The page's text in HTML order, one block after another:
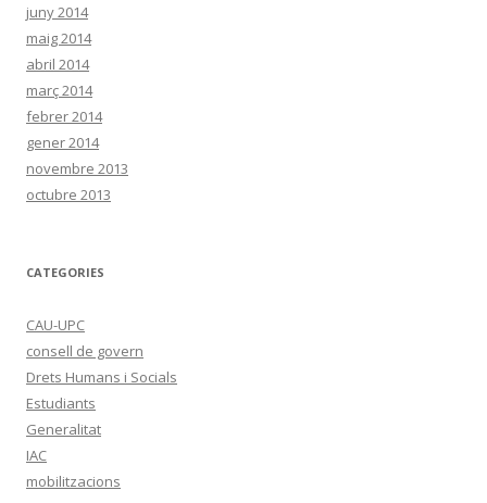
juny 2014
maig 2014
abril 2014
març 2014
febrer 2014
gener 2014
novembre 2013
octubre 2013
CATEGORIES
CAU-UPC
consell de govern
Drets Humans i Socials
Estudiants
Generalitat
IAC
mobilitzacions